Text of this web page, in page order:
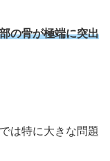
の骨が極端に突出
は特に大きな問題